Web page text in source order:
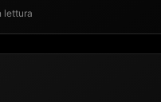
lettura